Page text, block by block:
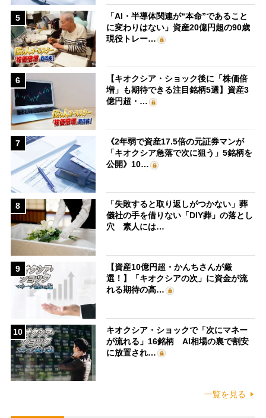
5
「AI・半導体関連が“本命”であること
に変わりはない」資産20億円超の90歳
現役トレー…
6
【キオクシア・ショック後に「株価倍
増」も期待できる注目銘柄5選】資産3
億円超・…
7
《2年弱で資産17.5倍の元証券マンが
「キオクシア急落で次に狙う」5銘柄を
公開》10…
8
「失敗すると取り返しがつかない」葬
儀社の手を借りない「DIY葬」の落とし
穴 素人には…
9
【資産10億円超・かんちさんが厳
選！】「キオクシアの次」に資金が流
れる期待の高…
10
キオクシア・ショックで「次にマネー
が流れる」16銘柄 AI相場の裏で割安
に放置され…
一覧を見る